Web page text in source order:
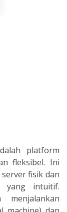
platform
fleksibel. Ini
fisik dan
yang intuitif.
menjalankan